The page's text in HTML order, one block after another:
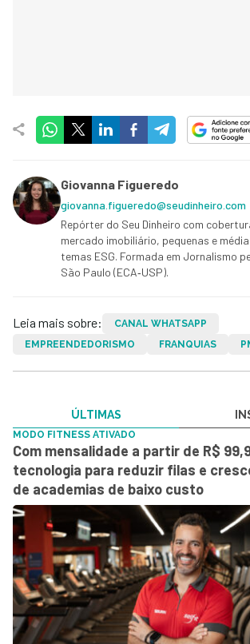
Giovanna Figueredo
giovanna.figueredo@seudinheiro.com
Repórter do Seu Dinheiro com
mercado imobiliário, pequenas e
temas ESG. Formada em Jornalismo
São Paulo (ECA‑USP).
Leia mais sobre:
CANAL WHATSAPP
EMPREENDEDORISMO
FRANQUIAS
ÚLTIMAS
MODO FITNESS ATIVADO
Com mensalidade a partir de R$
tecnologia para reduzir filas e
de academias de baixo custo